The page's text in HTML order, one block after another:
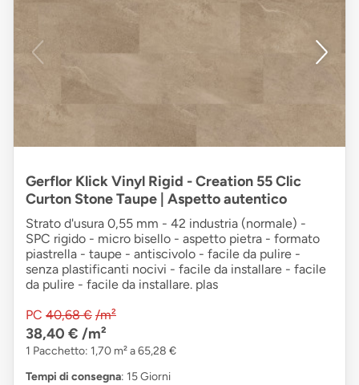
Gerflor Klick Vinyl Rigid - Creation 55 Clic
Curton Stone Taupe | Aspetto autentico
Strato d'usura 0,55 mm - 42 industria (normale) -
SPC rigido - micro bisello - aspetto pietra - formato
piastrella - taupe - antiscivolo - facile da pulire -
senza plastificanti nocivi - facile da installare - facile
da pulire - facile da installare. plas
PC 40,68 € /m²
38,40 € /m²
1 Pacchetto: 1,70 m² a 65,28 €
Tempi di consegna: 15 Giorni